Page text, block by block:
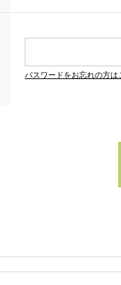
パスワードをお忘れの方は